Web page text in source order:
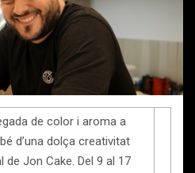
de color i aroma a
d’una dolça creativitat
Jon Cake. Del 9 al 17